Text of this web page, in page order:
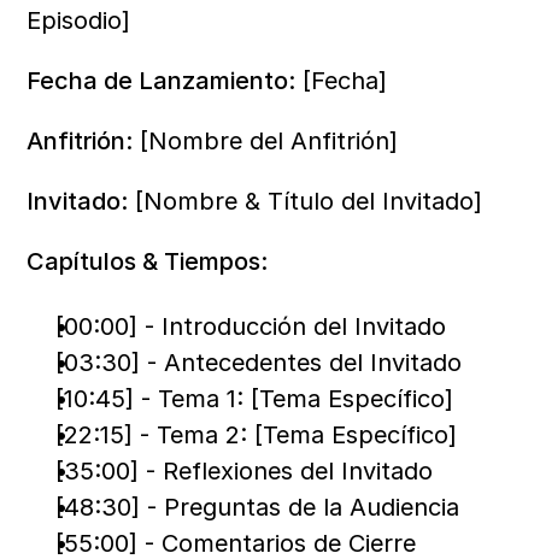
Episodio]
Fecha de Lanzamiento: [Fecha]
Anfitrión: [Nombre del Anfitrión]
Invitado: [Nombre & Título del Invitado]
Capítulos & Tiempos:
[00:00] - Introducción del Invitado
[03:30] - Antecedentes del Invitado
[10:45] - Tema 1: [Tema Específico]
[22:15] - Tema 2: [Tema Específico]
[35:00] - Reflexiones del Invitado
[48:30] - Preguntas de la Audiencia
[55:00] - Comentarios de Cierre